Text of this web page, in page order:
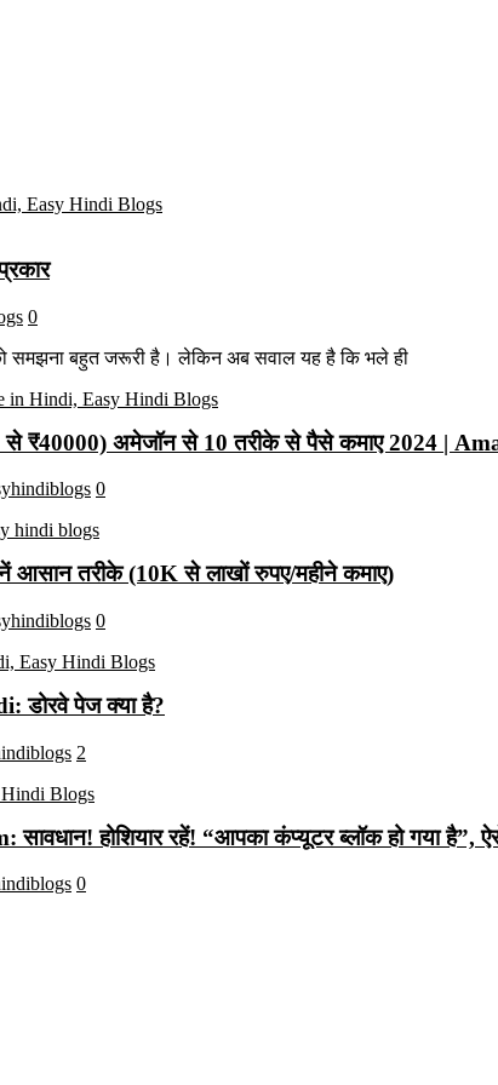
0
समझना बहुत जरूरी है। लेकिन अब सवाल यह है कि भले ही
₹40000) अमेजॉन से 10 तरीके से पैसे कमाए 2024 |
0
आसान तरीके (10K से लाखों रुपए/महीने कमाए)
0
डोरवे पेज क्या है?
2
होशियार रहें! “आपका कंप्यूटर ब्लॉक हो गया
0